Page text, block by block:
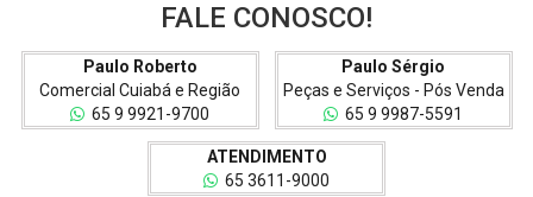
FALE CONOSCO!
Paulo Roberto
Comercial Cuiabá e Região
65 9 9921-9700
Paulo Sérgio
Peças e Serviços - Pós Venda
65 9 9987-5591
ATENDIMENTO
65 3611-9000